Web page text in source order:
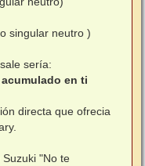
singular neutro )
sería:
en ti
directa que ofrecia
"No te